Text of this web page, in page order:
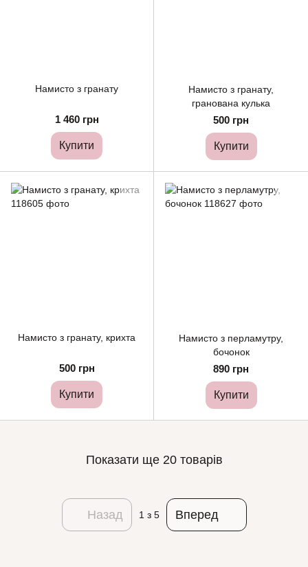
Намисто з гранату
1 460 грн
Купити
Намисто з гранату,
гранована кулька
500 грн
Купити
Намисто з гранату, крихта
500 грн
Купити
Намисто з перламутру,
бочонок
890 грн
Купити
Показати ще 20 товарів
Назад 1 з 5 Вперед